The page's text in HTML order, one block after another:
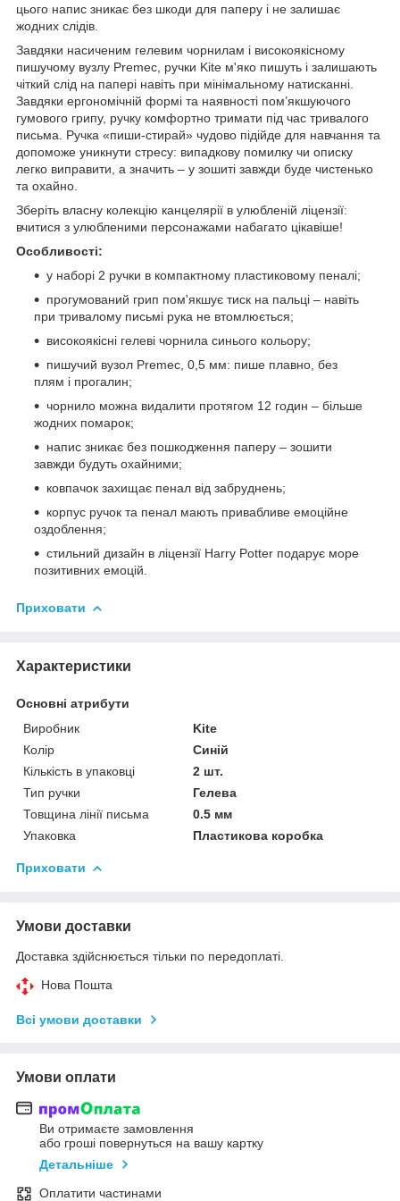
цього напис зникає без шкоди для паперу і не залишає
жодних слідів.
Завдяки насиченим гелевим чорнилам і високоякісному
пишучому вузлу Premec, ручки Kite м'яко пишуть і залишають
чіткий слід на папері навіть при мінімальному натисканні.
Завдяки ергономічній формі та наявності пом’якшуючого
гумового грипу, ручку комфортно тримати під час тривалого
письма. Ручка «пиши-стирай» чудово підійде для навчання та
допоможе уникнути стресу: випадкову помилку чи описку
легко виправити, а значить – у зошиті завжди буде чистенько
та охайно.
Зберіть власну колекцію канцелярії в улюбленій ліцензії:
вчитися з улюбленими персонажами набагато цікавіше!
Особливості:
у наборі 2 ручки в компактному пластиковому пеналі;
прогумований грип пом'якшує тиск на пальці – навіть
при тривалому письмі рука не втомлюється;
високоякісні гелеві чорнила синього кольору;
пишучий вузол Premec, 0,5 мм: пише плавно, без
плям і прогалин;
чорнило можна видалити протягом 12 годин – більше
жодних помарок;
напис зникає без пошкодження паперу – зошити
завжди будуть охайними;
ковпачок захищає пенал від забруднень;
корпус ручок та пенал мають привабливе емоційне
оздоблення;
стильний дизайн в ліцензії Harry Potter подарує море
позитивних емоцій.
Приховати
Характеристики
Основні атрибути
Виробник
Kite
Колір
Синій
Кількість в упаковці
2 шт.
Тип ручки
Гелева
Товщина лінії письма
0.5 мм
Упаковка
Пластикова коробка
Приховати
Умови доставки
Доставка здійснюється тільки по передоплаті.
Нова Пошта
Всі умови доставки
Умови оплати
Ви отримаєте замовлення
або гроші повернуться на вашу картку
Детальніше
Оплатити частинами